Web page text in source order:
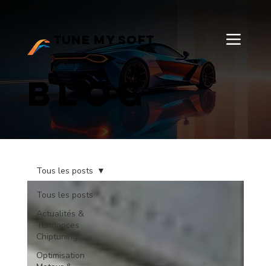
TUNE MY SOFT
Blog
Tous les posts
Actualités &
Tendances
Chiptuning
Optimisation
Tous les posts